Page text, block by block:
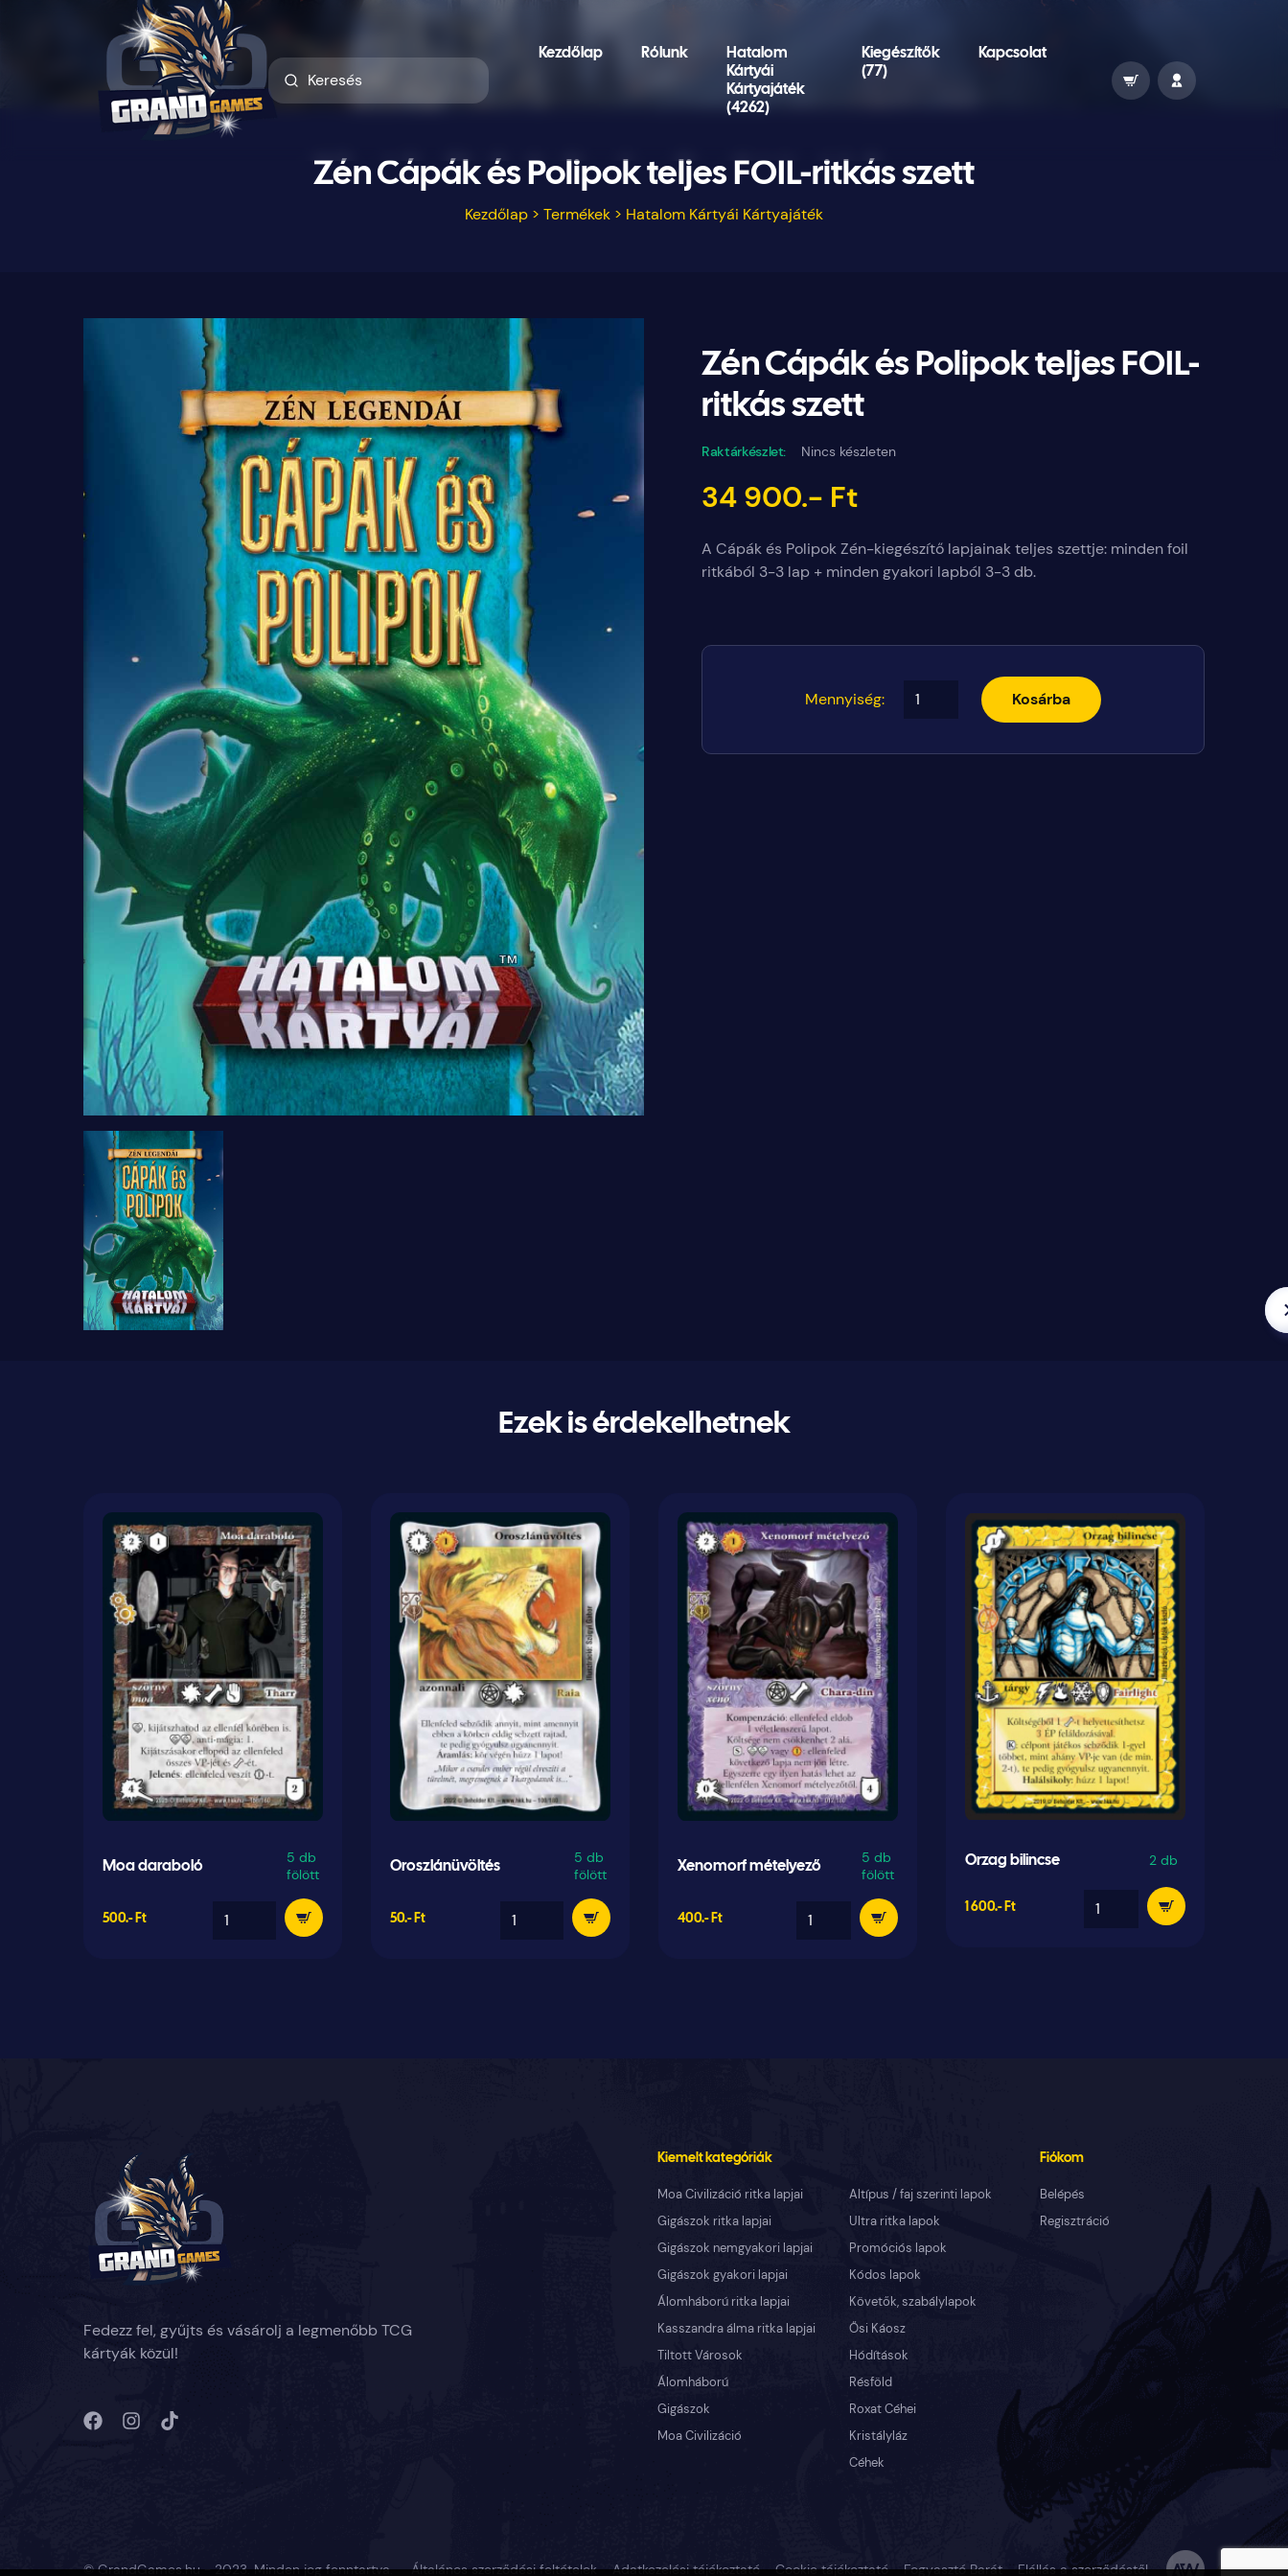
Kezdőlap Rólunk
Hatalom
Kártyái
Kártyajáték
(4262)
Kiegészítők
(77)
Kapcsolat
Zén Cápák és Polipok teljes FOIL-ritkás szett
Kezdőlap > Termékek > Hatalom Kártyái Kártyajáték
Zén Cápák és Polipok teljes FOIL-
ritkás szett
Raktárkészlet: Nincs készleten
34 900.- Ft
A Cápák és Polipok Zén-kiegészítő lapjainak teljes szettje: minden foil
ritkából 3-3 lap + minden gyakori lapból 3-3 db.
Mennyiség: Kosárba
Ezek is érdekelhetnek
Moa daraboló
5 db
fölött
500.- Ft
Oroszlánüvöltés
5 db
fölött
50.- Ft
Xenomorf mételyező
5 db
fölött
400.- Ft
Orzag bilincse 2 db
1 600.- Ft
Fedezz fel, gyűjts és vásárolj a legmenőbb TCG
kártyák közül!
Kiemelt kategóriák
Moa Civilizáció ritka lapjai
Gigászok ritka lapjai
Gigászok nemgyakori lapjai
Gigászok gyakori lapjai
Álomháború ritka lapjai
Kasszandra álma ritka lapjai
Tiltott Városok
Álomháború
Gigászok
Moa Civilizáció
Altípus / faj szerinti lapok
Ultra ritka lapok
Promóciós lapok
Kódos lapok
Követők, szabálylapok
Ősi Káosz
Hódítások
Résföld
Roxat Céhei
Kristályláz
Céhek
Fiókom
Belépés
Regisztráció
© GrandGames.hu - 2023. Minden jog fenntartva. Általános szerződési feltételek Adatkezelési tájékoztató Cookie tájékoztató Fogyasztó Barát Elállás a szerződéstől